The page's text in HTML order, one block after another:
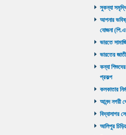
সুকন্যা
আপনার
যোজনা
ভারতে
ভারতের
কন্যা
প্রকল্প
কলকাতার
আনন্দ নগরী
বিদ্যাসাগর
আলিপুর